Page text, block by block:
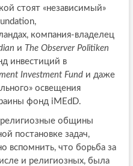
стоят «независимый»
компания-владелец
и The Observer Politiken
инвестиций в
Investment Fundи даже
освещения
фонд iMEdD.
религиозные общины
постановке задач,
вспомнить, что борьба за
и религиозных, была